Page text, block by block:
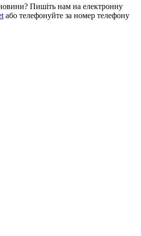
Пишіть нам на електронну
або телефонуйте за номер телефону